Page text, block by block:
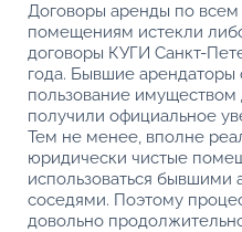
Договоры аренды по
помещениям истекли
договоры КУГИ Санкт-
года. Бывшие арендаторы
пользование
получили официальное
Тем не менее, вполне
юридически чистые
использоваться бывшими
соседями. Поэтому
довольно